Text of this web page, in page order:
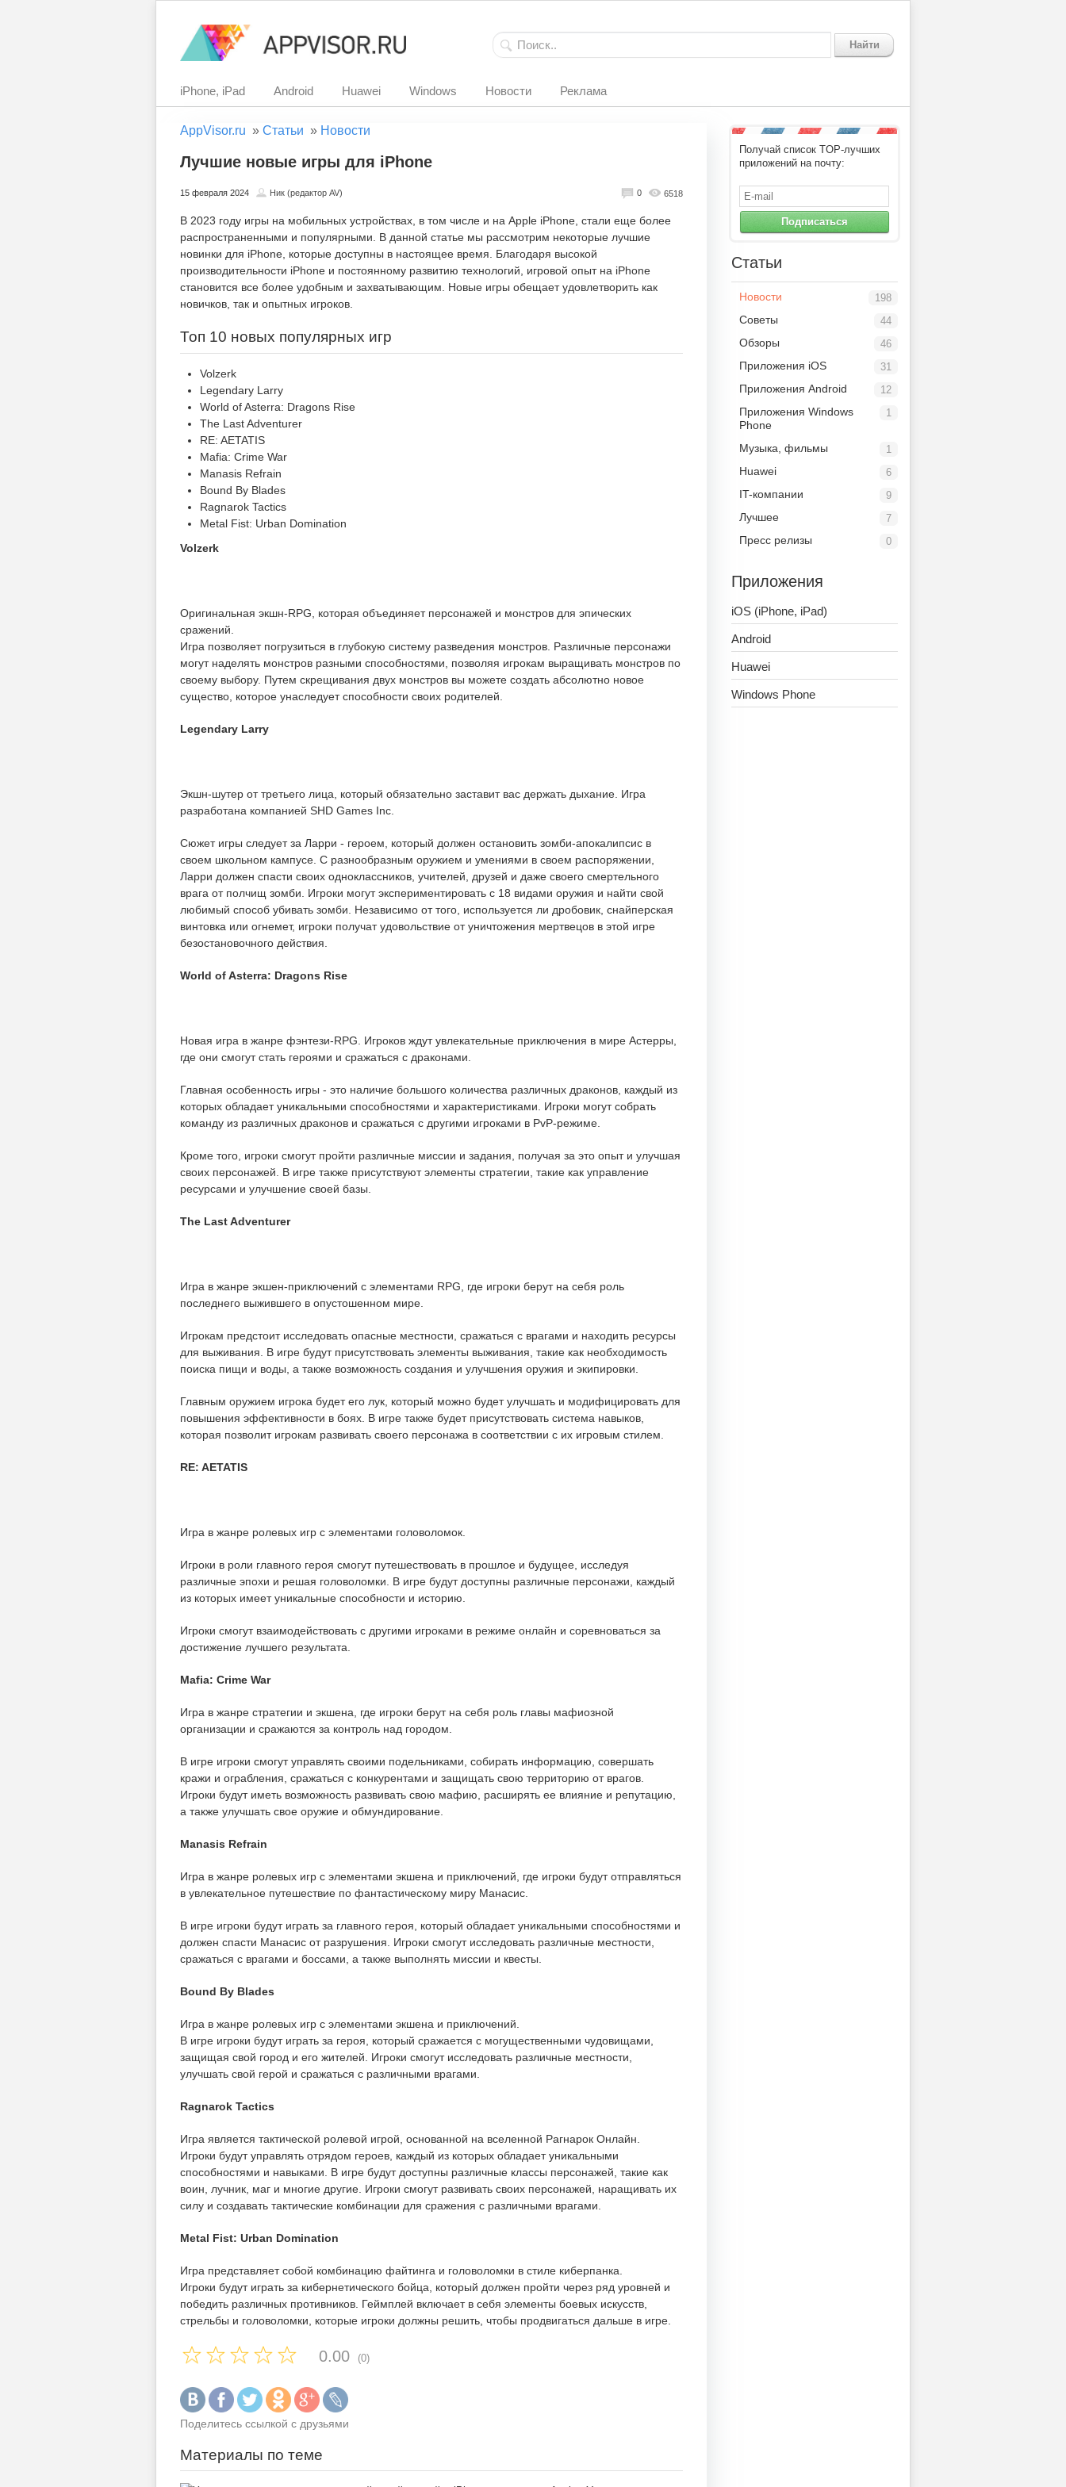
Найти
iPhone, iPad Android Huawei Windows Новости Реклама
AppVisor.ru » Статьи » Новости
Лучшие новые игры для iPhone
15 февраля 2024 Ник (редактор AV) 6518
0
В 2023 году игры на мобильных устройствах, в том числе и на Apple iPhone, стали еще более
распространенными и популярными. В данной статье мы рассмотрим некоторые лучшие
новинки для iPhone, которые доступны в настоящее время. Благодаря высокой
производительности iPhone и постоянному развитию технологий, игровой опыт на iPhone
становится все более удобным и захватывающим. Новые игры обещает удовлетворить как
новичков, так и опытных игроков.
Топ 10 новых популярных игр
Volzerk
Legendary Larry
World of Asterra: Dragons Rise
The Last Adventurer
RE: AETATIS
Mafia: Crime War
Manasis Refrain
Bound By Blades
Ragnarok Tactics
Metal Fist: Urban Domination
Volzerk
Оригинальная экшн-RPG, которая объединяет персонажей и монстров для эпических
сражений.
Игра позволяет погрузиться в глубокую систему разведения монстров. Различные персонажи
могут наделять монстров разными способностями, позволяя игрокам выращивать монстров по
своему выбору. Путем скрещивания двух монстров вы можете создать абсолютно новое
существо, которое унаследует способности своих родителей.
Legendary Larry
Экшн-шутер от третьего лица, который обязательно заставит вас держать дыхание. Игра
разработана компанией SHD Games Inc.
Сюжет игры следует за Ларри - героем, который должен остановить зомби-апокалипсис в
своем школьном кампусе. С разнообразным оружием и умениями в своем распоряжении,
Ларри должен спасти своих одноклассников, учителей, друзей и даже своего смертельного
врага от полчищ зомби. Игроки могут экспериментировать с 18 видами оружия и найти свой
любимый способ убивать зомби. Независимо от того, используется ли дробовик, снайперская
винтовка или огнемет, игроки получат удовольствие от уничтожения мертвецов в этой игре
безостановочного действия.
World of Asterra: Dragons Rise
Новая игра в жанре фэнтези-RPG. Игроков ждут увлекательные приключения в мире Астерры,
где они смогут стать героями и сражаться с драконами.
Главная особенность игры - это наличие большого количества различных драконов, каждый из
которых обладает уникальными способностями и характеристиками. Игроки могут собрать
команду из различных драконов и сражаться с другими игроками в PvP-режиме.
Кроме того, игроки смогут пройти различные миссии и задания, получая за это опыт и улучшая
своих персонажей. В игре также присутствуют элементы стратегии, такие как управление
ресурсами и улучшение своей базы.
The Last Adventurer
Игра в жанре экшен-приключений с элементами RPG, где игроки берут на себя роль
последнего выжившего в опустошенном мире.
Игрокам предстоит исследовать опасные местности, сражаться с врагами и находить ресурсы
для выживания. В игре будут присутствовать элементы выживания, такие как необходимость
поиска пищи и воды, а также возможность создания и улучшения оружия и экипировки.
Главным оружием игрока будет его лук, который можно будет улучшать и модифицировать для
повышения эффективности в боях. В игре также будет присутствовать система навыков,
которая позволит игрокам развивать своего персонажа в соответствии с их игровым стилем.
RE: AETATIS
Игра в жанре ролевых игр с элементами головоломок.
Игроки в роли главного героя смогут путешествовать в прошлое и будущее, исследуя
различные эпохи и решая головоломки. В игре будут доступны различные персонажи, каждый
из которых имеет уникальные способности и историю.
Игроки смогут взаимодействовать с другими игроками в режиме онлайн и соревноваться за
достижение лучшего результата.
Mafia: Crime War
Игра в жанре стратегии и экшена, где игроки берут на себя роль главы мафиозной
организации и сражаются за контроль над городом.
В игре игроки смогут управлять своими подельниками, собирать информацию, совершать
кражи и ограбления, сражаться с конкурентами и защищать свою территорию от врагов.
Игроки будут иметь возможность развивать свою мафию, расширять ее влияние и репутацию,
а также улучшать свое оружие и обмундирование.
Manasis Refrain
Игра в жанре ролевых игр с элементами экшена и приключений, где игроки будут отправляться
в увлекательное путешествие по фантастическому миру Манасис.
В игре игроки будут играть за главного героя, который обладает уникальными способностями и
должен спасти Манасис от разрушения. Игроки смогут исследовать различные местности,
сражаться с врагами и боссами, а также выполнять миссии и квесты.
Bound By Blades
Игра в жанре ролевых игр с элементами экшена и приключений.
В игре игроки будут играть за героя, который сражается с могущественными чудовищами,
защищая свой город и его жителей. Игроки смогут исследовать различные местности,
улучшать свой герой и сражаться с различными врагами.
Ragnarok Tactics
Игра является тактической ролевой игрой, основанной на вселенной Рагнарок Онлайн.
Игроки будут управлять отрядом героев, каждый из которых обладает уникальными
способностями и навыками. В игре будут доступны различные классы персонажей, такие как
воин, лучник, маг и многие другие. Игроки смогут развивать своих персонажей, наращивать их
силу и создавать тактические комбинации для сражения с различными врагами.
Metal Fist: Urban Domination
Игра представляет собой комбинацию файтинга и головоломки в стиле киберпанка.
Игроки будут играть за кибернетического бойца, который должен пройти через ряд уровней и
победить различных противников. Геймплей включает в себя элементы боевых искусств,
стрельбы и головоломки, которые игроки должны решить, чтобы продвигаться дальше в игре.
0.00 (0)
Поделитесь ссылкой с друзьями
Материалы по теме
Получай список TOP-лучших
приложений на почту:
Подписаться
Статьи
198
Новости
44
Советы
46
Обзоры
31
Приложения iOS
12
Приложения Android
1
Приложения Windows
Phone
1
Музыка, фильмы
6
Huawei
9
IT-компании
7
Лучшее
0
Пресс релизы
Приложения
iOS (iPhone, iPad)
Android
Huawei
Windows Phone